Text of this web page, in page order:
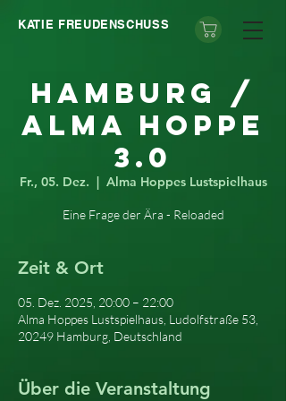
KATIE FREUDENSCHUSS
Hamburg /
Alma Hoppe
3.0
Fr., 05. Dez.
  |
Alma Hoppes Lustspielhaus
Eine Frage der Ära - Reloaded
Zeit & Ort
05. Dez. 2025, 20:00 – 22:00
Alma Hoppes Lustspielhaus, Ludolfstraße 53,
20249 Hamburg, Deutschland
Über die Veranstaltung